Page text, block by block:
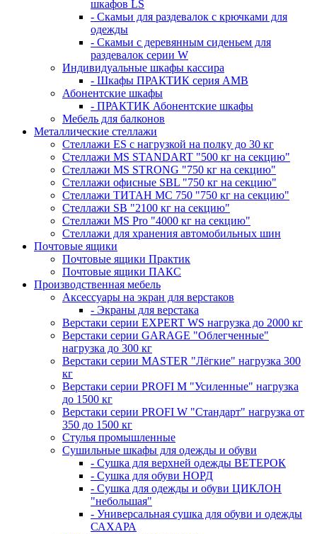
шкафов LS
- Скамьи для раздевалок с крючками для
одежды
- Скамьи с деревянным сиденьем для
раздевалок серии W
Индивидуальные шкафы кассира
- Шкафы ПРАКТИК серия AMB
Абонентские шкафы
- ПРАКТИК Абонентские шкафы
Мебель для балконов
Металлические стеллажи
Стеллажи ES с нагрузкой на полку до 30 кг
Стеллажи MS STANDART "500 кг на секцию"
Стеллажи MS STRONG "750 кг на секцию"
Стеллажи офисные SBL "750 кг на секцию"
Стеллажи ТИТАН МС 750 "750 кг на секцию"
Стеллажи SB "2100 кг на секцию"
Стеллажи MS Pro "4000 кг на секцию"
Стеллажи для хранения автомобильных шин
Почтовые ящики
Почтовые ящики Практик
Почтовые ящики ПАКС
Производственная мебель
Аксессуары на экран для верстаков
- Экраны для верстака
Верстаки серии EXPERT WS нагрузка до 2000 кг
Верстаки серии GARAGE "Облегченные"
нагрузка до 300 кг
Верстаки серии MASTER "Лёгкие" нагрузка 300
кг
Верстаки серии PROFI M "Усиленные" нагрузка
до 1500 кг
Верстаки серии PROFI W "Стандарт" нагрузка от
350 до 1500 кг
Стулья промышленные
Сушильные шкафы для одежды и обуви
- Сушка для верхней одежды ВЕТЕРОК
- Сушка для обуви НОРД
- Сушка для одежды и обуви ЦИКЛОН
"небольшая"
- Универсальная сушка для обуви и одежды
САХАРА